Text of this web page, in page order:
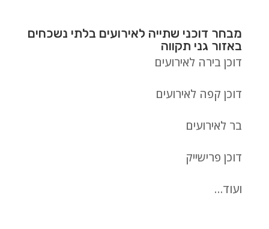
מבחר דוכני שתייה לאירועים בלתי נשכחים
באזור גני תקווה
דוכן בירה לאירועים
דוכן קפה לאירועים
בר לאירועים
דוכן פרישייק
ועוד…